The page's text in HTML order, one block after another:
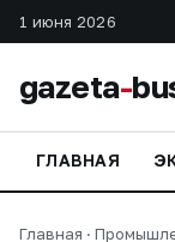
1 июня 2026
gazeta-
ГЛАВНАЯ
Главная ·